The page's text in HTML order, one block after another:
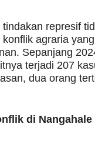
represif
agraria
Sepanjang
terjadi 207
dua orang
di Nangahale